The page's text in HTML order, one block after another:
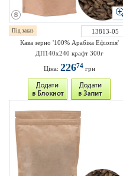
Під заказ
13813-05
Кава зерно '100% Арабіка Ефіопія'
ДП140х240 крафт 300г
Ціна: 22674грн